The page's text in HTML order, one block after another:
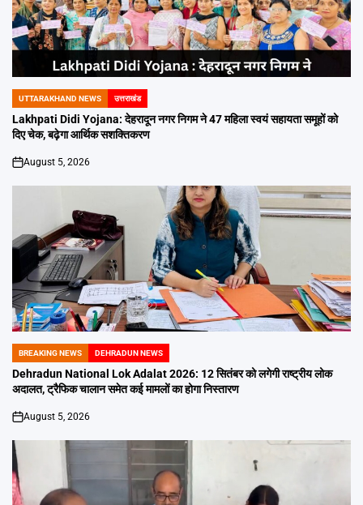
POSTED
IN
UTTARAKHAND NEWS उत्तराखंड
Lakhpati Didi Yojana: देहरादून नगर निगम ने 47 महिला स्वयं सहायता समूहों को
दिए चेक, बढ़ेगा आर्थिक सशक्तिकरण
on
August 5, 2026
POSTED
IN
BREAKING NEWS DEHRADUN NEWS
Dehradun National Lok Adalat 2026: 12 सितंबर को लगेगी राष्ट्रीय लोक
अदालत, ट्रैफिक चालान समेत कई मामलों का होगा निस्तारण
on
August 5, 2026